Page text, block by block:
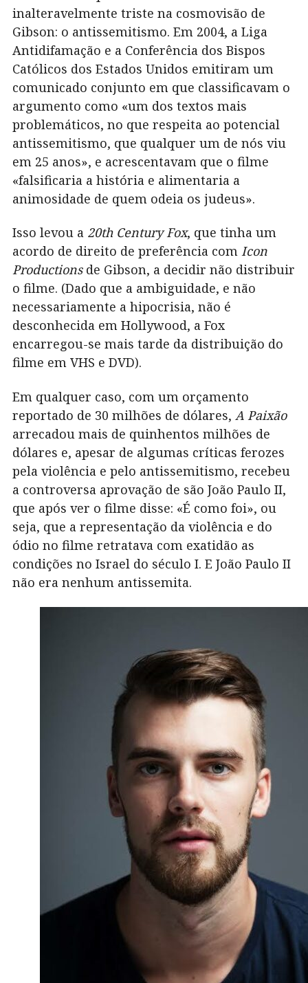
inalteravelmente triste na cosmovisão de
Gibson: o antissemitismo. Em 2004, a Liga
Antidifamação e a Conferência dos Bispos
Católicos dos Estados Unidos emitiram um
comunicado conjunto em que classificavam o
argumento como «um dos textos mais
problemáticos, no que respeita ao potencial
antissemitismo, que qualquer um de nós viu
em 25 anos», e acrescentavam que o filme
«falsificaria a história e alimentaria a
animosidade de quem odeia os judeus».
Isso levou a 20th Century Fox, que tinha um
acordo de direito de preferência com Icon
Productionsde Gibson, a decidir não distribuir
o filme. (Dado que a ambiguidade, e não
necessariamente a hipocrisia, não é
desconhecida em Hollywood, a Fox
encarregou-se mais tarde da distribuição do
filme em VHS e DVD).
Em qualquer caso, com um orçamento
reportado de 30 milhões de dólares, A Paixão
arrecadou mais de quinhentos milhões de
dólares e, apesar de algumas críticas ferozes
pela violência e pelo antissemitismo, recebeu
a controversa aprovação de são João Paulo II,
que após ver o filme disse: «É como foi», ou
seja, que a representação da violência e do
ódio no filme retratava com exatidão as
condições no Israel do século I. E João Paulo II
não era nenhum antissemita.